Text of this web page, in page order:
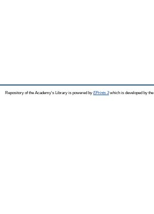
Repository of the Academy's Library is powered by EPrints 3which is developed by the